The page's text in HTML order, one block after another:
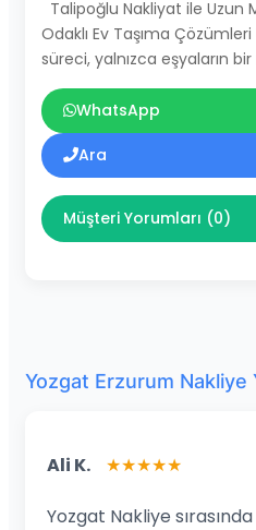
Talipoğlu Nakliyat ile Uzun
Odaklı Ev Taşıma
süreci, yalnızca eşyaların
WhatsApp
Ara
Müşteri Yorumları (0)
Yozgat Erzurum Nakliye
Ali K. ★★★★★
Yozgat Nakliye